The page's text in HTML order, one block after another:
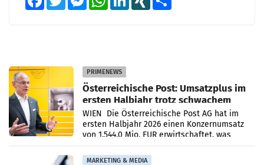
PRIMENEWS
Österreichische Post: Umsatzplus im
ersten Halbjahr trotz schwachem
Briefgeschäft
WIEN Die Österreichische Post AG hat im
ersten Halbjahr 2026 einen Konzernumsatz
von 1.544,0 Mio. EUR erwirtschaftet, was
einem Plus von 3,8 Prozent gegenüber dem
Vergleichszeitraum
MARKETING & MEDIA